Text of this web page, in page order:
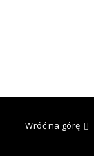
Wróć na górę